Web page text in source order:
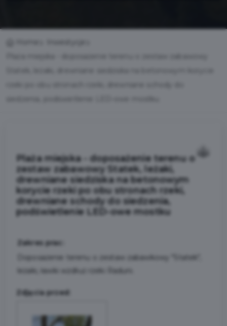
Plaża miejska - doposażenie terenu o
zestaw zabawowy Statek, leżaki,
drewniane siedziska na betonowym
korycie rzeki po obu stronach rzeki,
drewniane schody do siedzenia,
podświetlenie LED-owe mostku
Zakres prac:
Doposażenie terenu o zestaw zabawkowy "Statek",
leżaki, ławki wzdłuż rzeki Raduni.
Zdjęcia przed: